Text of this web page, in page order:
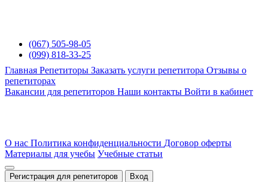
(067) 505-98-05
(099) 818-33-25
Главная Репетиторы Заказать услуги репетитора Отзывы о
репетиторах
Вакансии для репетиторов Наши контакты Войти в кабинет
О нас Политика конфиденциальности Договор оферты
Материалы для учебы Учебные статьи
Регистрация для репетиторов Вход